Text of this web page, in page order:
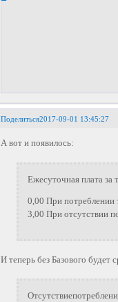
Поделиться2017-09-01 13:45:27
А вот и появилось:
Ежесуточная плата за
0,00 При потреблении
3,00 При отсутствии
И теперь без Базового будет